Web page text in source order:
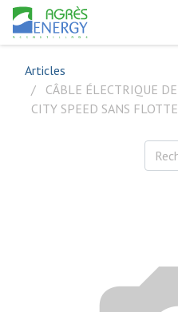
Articles
CÂBLE ÉLECTRIQUE
CITY SPEED SANS